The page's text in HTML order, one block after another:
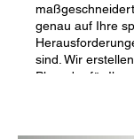
genau auf Ihre
sind. Wir
Plan, der für